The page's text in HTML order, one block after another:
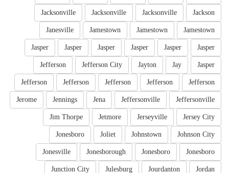
Jackson
Jacksonville
Jacksonville
Jacksonville
Jamestown
Jamestown
Jamestown
Janesville
Jasper
Jasper
Jasper
Jasper
Jasper
Jasper
Jasper
Jay
Jayton
Jefferson City
Jefferson
Jefferson
Jefferson
Jefferson
Jefferson
Jefferson
Jeffersonville
Jeffersonville
Jena
Jennings
Jerome
Jersey City
Jerseyville
Jetmore
Jim Thorpe
Johnson City
Johnstown
Joliet
Jonesboro
Jonesboro
Jonesboro
Jonesborough
Jonesville
Jordan
Jourdanton
Julesburg
Junction City